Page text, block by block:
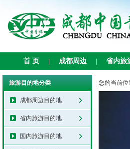
首 页 成都周边 省内旅
旅游目的地分类
成都周边目的地
省内旅游目的地
国内旅游目的地
您的当前位